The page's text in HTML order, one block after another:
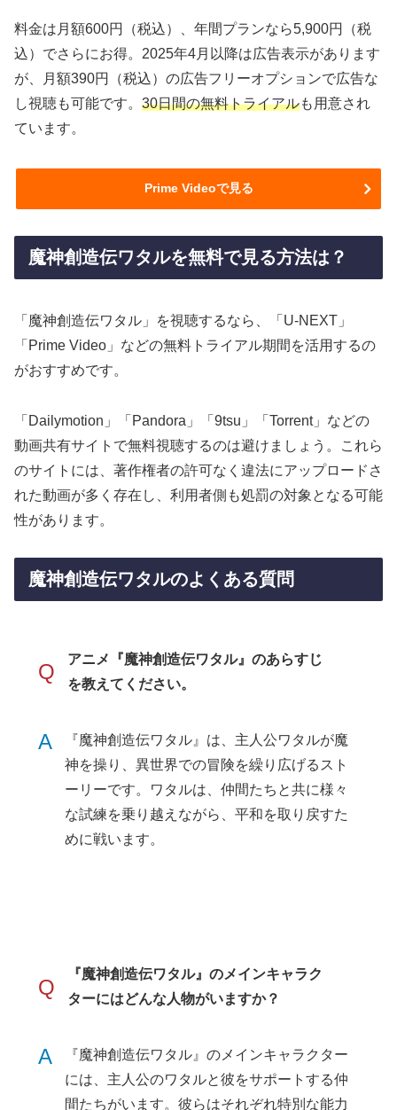
料金は月額600円（税込）、年間プランなら5,900円（税
込）でさらにお得。2025年4月以降は広告表示があります
が、月額390円（税込）の広告フリーオプションで広告な
し視聴も可能です。 30日間の無料トライアルも用意され
ています。
Prime Videoで見る
魔神創造伝ワタルを無料で見る方法は？
「魔神創造伝ワタル」を視聴するなら、「U-NEXT」
「Prime Video」などの無料トライアル期間を活用するの
がおすすめです。
「Dailymotion」「Pandora」「9tsu」「Torrent」などの
動画共有サイトで無料視聴するのは避けましょう。これら
のサイトには、著作権者の許可なく違法にアップロードさ
れた動画が多く存在し、利用者側も処罰の対象となる可能
性があります。
魔神創造伝ワタルのよくある質問
Q
アニメ『魔神創造伝ワタル』のあらすじ
を教えてください。
A
『魔神創造伝ワタル』は、主人公ワタルが魔
神を操り、異世界での冒険を繰り広げるスト
ーリーです。ワタルは、仲間たちと共に様々
な試練を乗り越えながら、平和を取り戻すた
めに戦います。
Q
『魔神創造伝ワタル』のメインキャラク
ターにはどんな人物がいますか？
A
『魔神創造伝ワタル』のメインキャラクター
には、主人公のワタルと彼をサポートする仲
間たちがいます。彼らはそれぞれ特別な能力